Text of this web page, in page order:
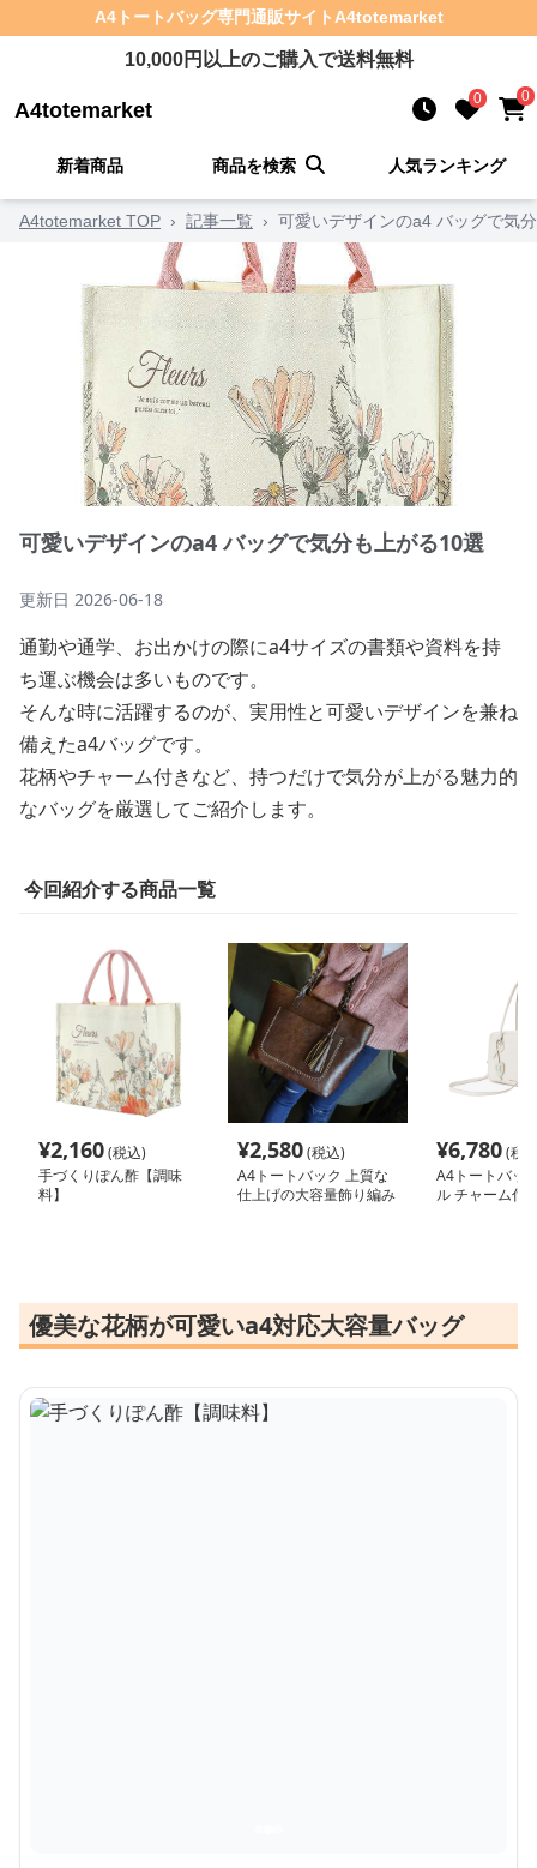
A4トートバッグ専門通販サイト A4totemarket
10,000円以上のご購入で送料無料
A4totemarket 0 0
新着商品 商品を検索 人気ランキング
A4totemarket TOP › 記事一覧 › 可愛いデザインのa4 バッグで気
可愛いデザインのa4 バッグで気分も上がる10選
更新日 2026-06-18
通勤や通学、お出かけの際にa4サイズの書類や資料を持
ち運ぶ機会は多いものです。
そんな時に活躍するのが、実用性と可愛いデザインを兼ね
備えたa4バッグです。
花柄やチャーム付きなど、持つだけで気分が上がる魅力的
なバッグを厳選してご紹介します。
今回紹介する商品一覧
¥2,160(税込)
手づくりぽん酢【調味
料】
¥2,580(税込)
A4トートバック 上質な
仕上げの大容量飾り編み
¥6,780(税
A4トートバッ
ル チャーム付
優美な花柄が可愛いa4対応大容量バッグ